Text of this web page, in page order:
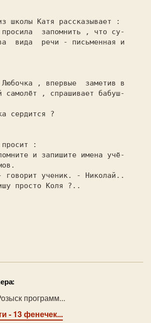
просила  запомнить , что су-
Любочка , впервые  заметив в
самолёт , спрашивает бабуш-
сердится ?
и запишите имена учё-
говорит ученик.
- Николай..
программ...
- 13 фенечек...